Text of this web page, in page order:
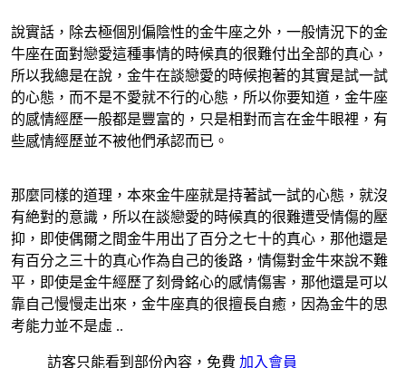
說實話，除去極個別偏陰性的金牛座之外，一般情況下的金
牛座在面對戀愛這種事情的時候真的很難付出全部的真心，
所以我總是在說，金牛在談戀愛的時候抱著的其實是試一試
的心態，而不是不愛就不行的心態，所以你要知道，金牛座
的感情經歷一般都是豐富的，只是相對而言在金牛眼裡，有
些感情經歷並不被他們承認而已。
那麼同樣的道理，本來金牛座就是持著試一試的心態，就沒
有絶對的意識，所以在談戀愛的時候真的很難遭受情傷的壓
抑，即使偶爾之間金牛用出了百分之七十的真心，那他還是
有百分之三十的真心作為自己的後路，情傷對金牛來說不難
平，即使是金牛經歷了刻骨銘心的感情傷害，那他還是可以
靠自己慢慢走出來，金牛座真的很擅長自癒，因為金牛的思
考能力並不是虛 ..
訪客只能看到部份內容，免費 加入會員